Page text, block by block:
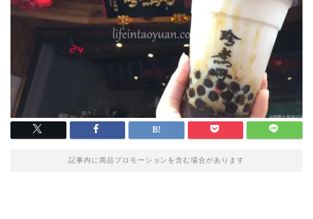
記事内に商品プロモーションを含む場合があります